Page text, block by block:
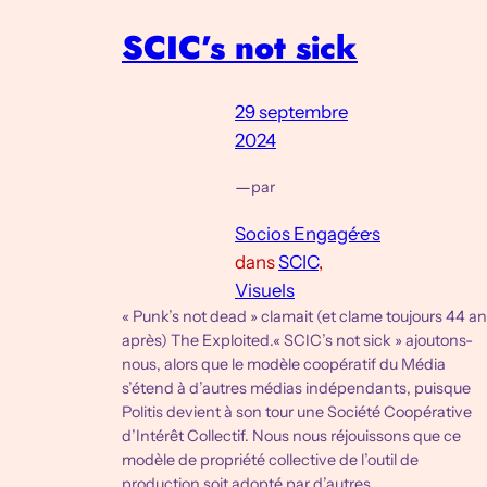
SCIC’s not sick
29 septembre
2024
—par
Socios Engagé·e·s
dansSCIC
Visuels
« Punk’s not dead » clamait (et clame toujours 44
après) The Exploited.« SCIC’s not sick » ajoutons-
nous, alors que le modèle coopératif du Média
s’étend à d’autres médias indépendants, puisque
Politis devient à son tour une Société Coopérative
d’Intérêt Collectif. Nous nous réjouissons que ce
modèle de propriété collective de l’outil de